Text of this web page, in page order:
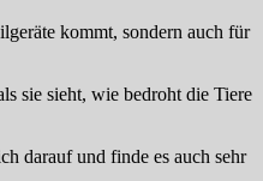
kommt, sondern auch für
sie sieht, wie bedroht die Tiere
darauf und finde es auch sehr